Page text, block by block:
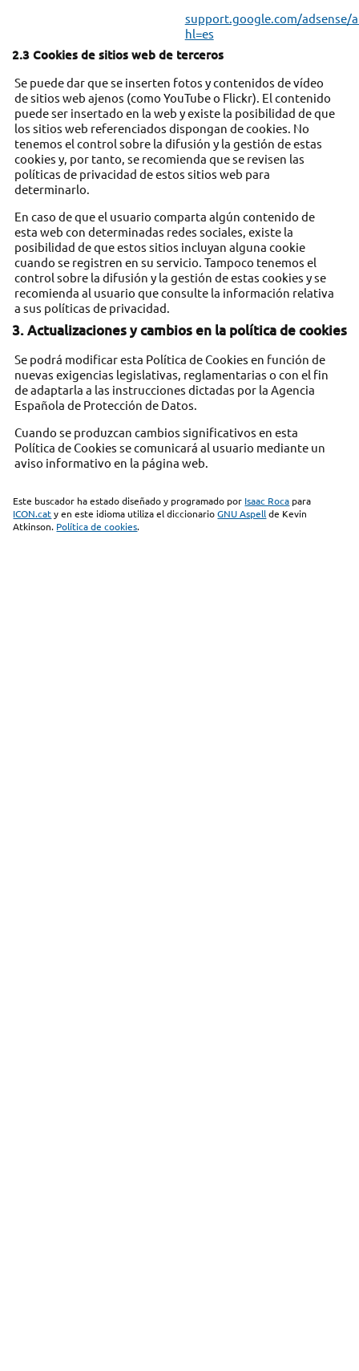
support.google.com/adsense/
hl=es
2.3 Cookies de sitios web de terceros
Se puede dar que se inserten fotos y contenidos de vídeo
de sitios web ajenos (como YouTube o Flickr). El contenido
puede ser insertado en la web y existe la posibilidad de que
los sitios web referenciados dispongan de cookies. No
tenemos el control sobre la difusión y la gestión de estas
cookies y, por tanto, se recomienda que se revisen las
políticas de privacidad de estos sitios web para
determinarlo.
En caso de que el usuario comparta algún contenido de
esta web con determinadas redes sociales, existe la
posibilidad de que estos sitios incluyan alguna cookie
cuando se registren en su servicio. Tampoco tenemos el
control sobre la difusión y la gestión de estas cookies y se
recomienda al usuario que consulte la información relativa
a sus políticas de privacidad.
3. Actualizaciones y cambios en la política de cookies
Se podrá modificar esta Política de Cookies en función de
nuevas exigencias legislativas, reglamentarias o con el fin
de adaptarla a las instrucciones dictadas por la Agencia
Española de Protección de Datos.
Cuando se produzcan cambios significativos en esta
Política de Cookies se comunicará al usuario mediante un
aviso informativo en la página web.
Este buscador ha estado diseñado y programado por Isaac Roca para
ICON.caty en este idioma utiliza el diccionarioGNU Aspellde Kevin
Atkinson. Política de cookies.